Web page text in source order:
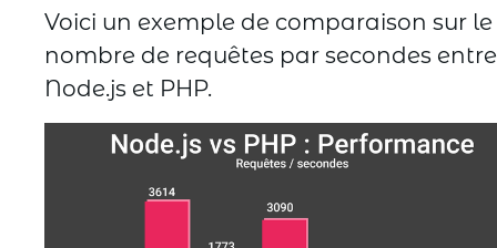
Voici un exemple de comparaison sur le
nombre de requêtes par secondes entre
Node.js et PHP.